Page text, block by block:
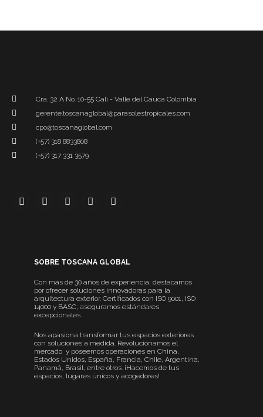
Cra. 32 A No. 10-55 Cali - Valle del Cauca Colombia
gerente.toscanaglobal@parasolestropicales.com
cpo@toscanaglobal.com
(+57) 318 8833808
(+57) 317 331 3579
SOBRE TOSCANA GLOBAL
Con más de 30 años de experiencia, destacamos
por ofrecer soluciones innovadoras para la
arquitectura exterior. Certificados con ISO 9001, ISO
14000 y BASC, aseguramos estándares
excepcionales.
Nos apasiona transformar tus espacios exteriores
con soluciones a medida. Revolucionamos el
mercado y poseemos operaciones en China,
Estados Unidos, España, Francia, Chile, Argentina,
Panamá, Brasil, entre otros. ¡Hacemos de tus
espacios, lugares únicos y acogedores!